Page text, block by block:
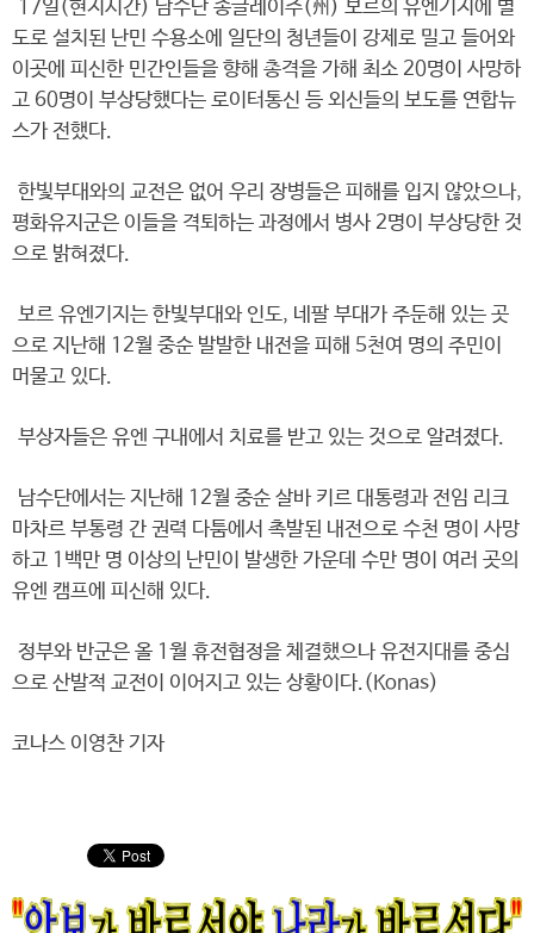
17일(현지시간) 남수단 종글레이주(州) 보르의 유엔기지에 별
도로 설치된 난민 수용소에 일단의 청년들이 강제로 밀고 들어와
이곳에 피신한 민간인들을 향해 총격을 가해 최소 20명이 사망하
고 60명이 부상당했다는 로이터통신 등 외신들의 보도를 연합뉴
스가 전했다.
한빛부대와의 교전은 없어 우리 장병들은 피해를 입지 않았으나,
평화유지군은 이들을 격퇴하는 과정에서 병사 2명이 부상당한 것
으로 밝혀졌다.
보르 유엔기지는 한빛부대와 인도, 네팔 부대가 주둔해 있는 곳
으로 지난해 12월 중순 발발한 내전을 피해 5천여 명의 주민이
머물고 있다.
부상자들은 유엔 구내에서 치료를 받고 있는 것으로 알려졌다.
남수단에서는 지난해 12월 중순 살바 키르 대통령과 전임 리크
마차르 부통령 간 권력 다툼에서 촉발된 내전으로 수천 명이 사망
하고 1백만 명 이상의 난민이 발생한 가운데 수만 명이 여러 곳의
유엔 캠프에 피신해 있다.
정부와 반군은 올 1월 휴전협정을 체결했으나 유전지대를 중심
으로 산발적 교전이 이어지고 있는 상황이다.(Konas)
코나스 이영찬 기자